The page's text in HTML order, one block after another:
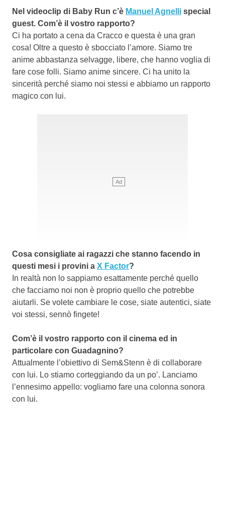
Nel videoclip di Baby Run c’è Manuel Agnelli special
guest. Com’è il vostro rapporto?
Ci ha portato a cena da Cracco e questa è una gran
cosa! Oltre a questo è sbocciato l’amore. Siamo tre
anime abbastanza selvagge, libere, che hanno voglia di
fare cose folli. Siamo anime sincere. Ci ha unito la
sincerità perché siamo noi stessi e abbiamo un rapporto
magico con lui.
Cosa consigliate ai ragazzi che stanno facendo in
questi mesi i provini a X Factor?
In realtà non lo sappiamo esattamente perché quello
che facciamo noi non è proprio quello che potrebbe
aiutarli. Se volete cambiare le cose, siate autentici, siate
voi stessi, sennò fingete!
Com’è il vostro rapporto con il cinema ed in
particolare con Guadagnino?
Attualmente l’obiettivo di Sem&Stenn è di collaborare
con lui. Lo stiamo corteggiando da un po’. Lanciamo
l’ennesimo appello: vogliamo fare una colonna sonora
con lui.